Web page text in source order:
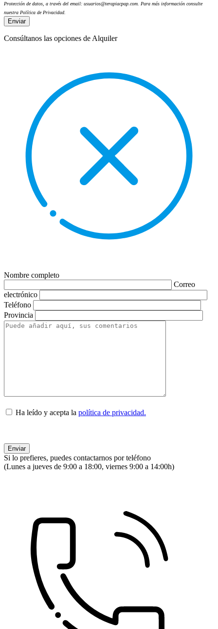
Protección de datos, a través del email: usuarios@terapiacpap.com. Para más información consulte
nuestra Política de Privacidad.
Consúltanos las opciones de Alquiler
Nombre completo
Correo
electrónico
Teléfono
Provincia
Ha leído y acepta la política de privacidad.
Si lo prefieres, puedes contactarnos por teléfono
(Lunes a jueves de 9:00 a 18:00, viernes 9:00 a 14:00h)